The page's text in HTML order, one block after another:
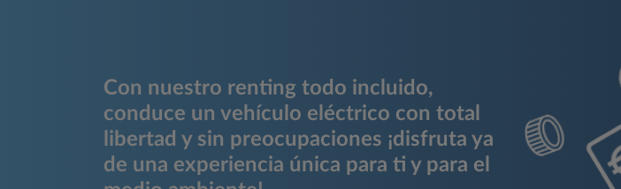
Con nuestro renting todo incluido,
conduce un vehículo eléctrico con total
libertad y sin preocupaciones ¡disfruta ya
de una experiencia única para ti y para el